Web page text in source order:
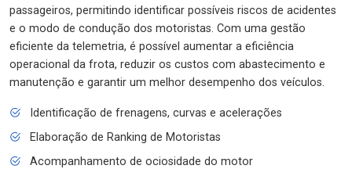
passageiros, permitindo identificar possíveis riscos de acidentes
e o modo de condução dos motoristas. Com uma gestão
eficiente da telemetria, é possível aumentar a eficiência
operacional da frota, reduzir os custos com abastecimento e
manutenção e garantir um melhor desempenho dos veículos.
Identificação de frenagens, curvas e acelerações
Elaboração de Ranking de Motoristas
Acompanhamento de ociosidade do motor